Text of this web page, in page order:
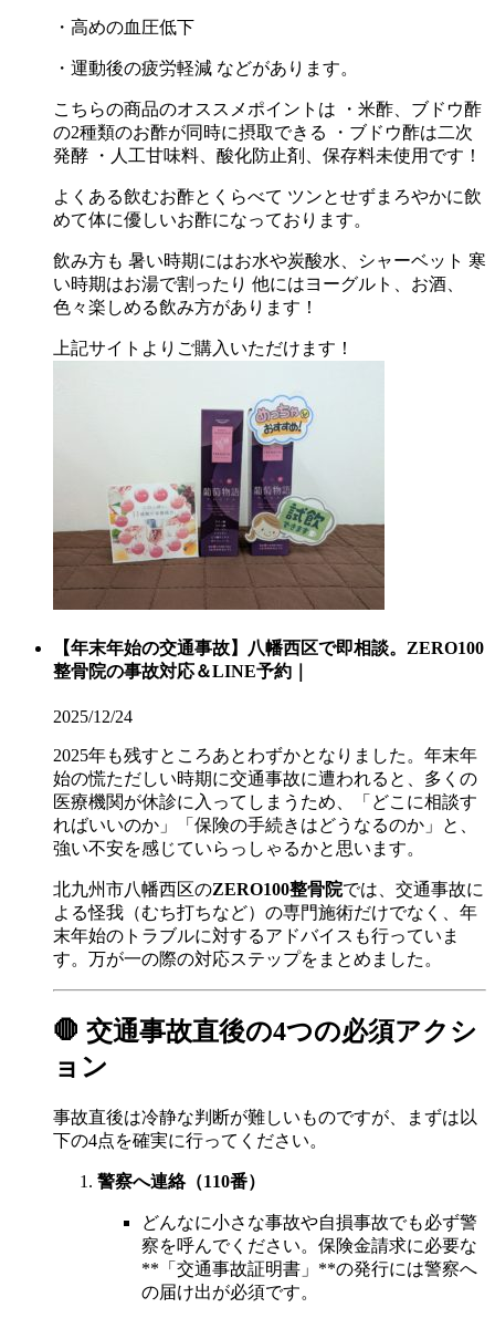
・高めの血圧低下
・運動後の疲労軽減 などがあります。
こちらの商品のオススメポイントは ・米酢、ブドウ酢
の2種類のお酢が同時に摂取できる ・ブドウ酢は二次
発酵 ・人工甘味料、酸化防止剤、保存料未使用です！
よくある飲むお酢とくらべて ツンとせずまろやかに飲
めて体に優しいお酢になっております。
飲み方も 暑い時期にはお水や炭酸水、シャーベット 寒
い時期はお湯で割ったり 他にはヨーグルト、お酒、
色々楽しめる飲み方があります！
上記サイトよりご購入いただけます！
【年末年始の交通事故】八幡西区で即相談。ZERO100
整骨院の事故対応＆LINE予約｜
2025/12/24
2025年も残すところあとわずかとなりました。年末年
始の慌ただしい時期に交通事故に遭われると、多くの
医療機関が休診に入ってしまうため、「どこに相談す
ればいいのか」「保険の手続きはどうなるのか」と、
強い不安を感じていらっしゃるかと思います。
北九州市八幡西区のZERO100整骨院では、交通事故に
よる怪我（むち打ちなど）の専門施術だけでなく、年
末年始のトラブルに対するアドバイスも行っていま
す。万が一の際の対応ステップをまとめました。
🛑 交通事故直後の4つの必須アクシ
ョン
事故直後は冷静な判断が難しいものですが、まずは以
下の4点を確実に行ってください。
警察へ連絡（110番）
どんなに小さな事故や自損事故でも必ず警
察を呼んでください。保険金請求に必要な
**「交通事故証明書」**の発行には警察へ
の届け出が必須です。